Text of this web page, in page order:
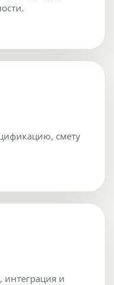
смету
интеграция и